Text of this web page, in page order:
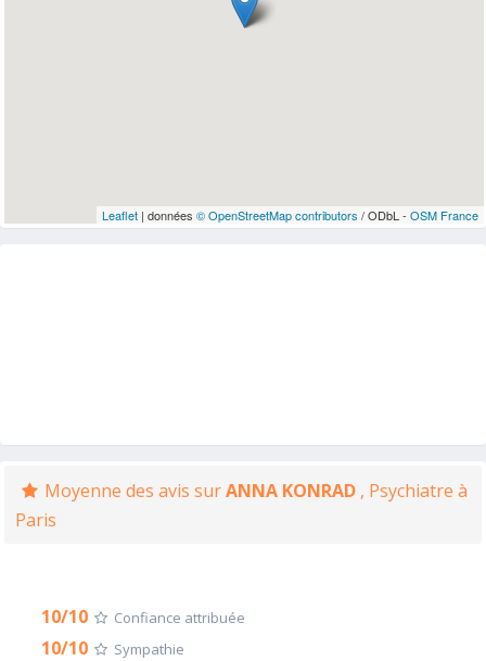
Leaflet| données © OpenStreetMap contributors / ODbL - OSM France
Moyenne des avis surANNA KONRAD , Psychiatre à
Paris
10/10 Confiance attribuée
10/10 Sympathie